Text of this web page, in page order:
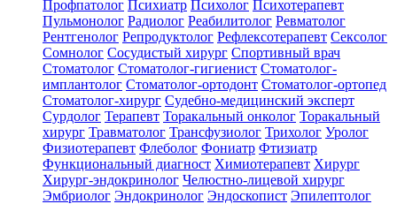
Профпатолог Психиатр Психолог Психотерапевт
Пульмонолог Радиолог Реабилитолог Ревматолог
Рентгенолог Репродуктолог Рефлексотерапевт Сексолог
Сомнолог Сосудистый хирург Спортивный врач
Стоматолог Стоматолог-гигиенист Стоматолог-
имплантолог Стоматолог-ортодонт Стоматолог-ортопед
Стоматолог-хирург Судебно-медицинский эксперт
Сурдолог Терапевт Торакальный онколог Торакальный
хирург Травматолог Трансфузиолог Трихолог Уролог
Физиотерапевт Флеболог Фониатр Фтизиатр
Функциональный диагност Химиотерапевт Хирург
Хирург-эндокринолог Челюстно-лицевой хирург
Эмбриолог Эндокринолог Эндоскопист Эпилептолог